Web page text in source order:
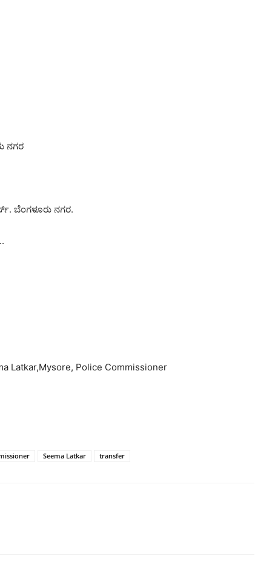
ನಗರ
ಬೆಂಗಳೂರು ನಗರ.
Latkar,Mysore, Police Commissioner
Seema Latkar transfer